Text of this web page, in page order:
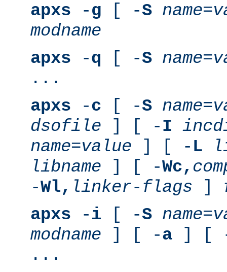
apxs -g [ -S name=
modname
apxs -q [ -S name=
...
apxs -c [ -S name=
dsofile ] [ -I
name=value ] [ - L
libname ] [ -Wc,
-Wl, linker-flags ]
apxs -i [ -S name=
modname ] [ -a ] [
...